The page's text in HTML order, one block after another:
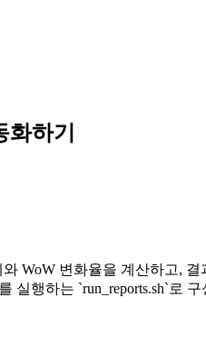
하기
WoW 변화율을 계산하고,
실행하는 `run_reports.sh`로